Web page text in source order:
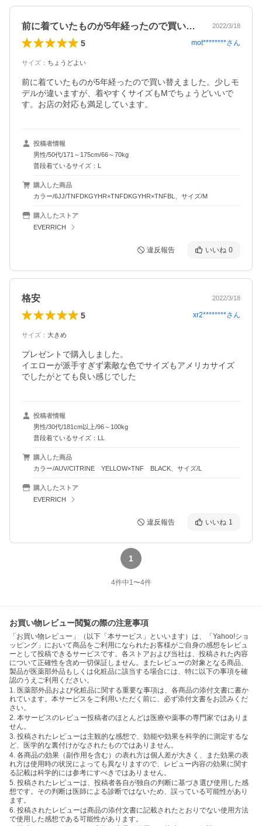
前に着ていたものが5年経ったので買い替… 2022/3/18
5 mot********さん
サイズ ： ちょうどよい
前に着ていたものが5年経ったので買い替えました。少しモ
デルが違いますが、着やすくサイズもMでちょうどいいで
す。お店の対応も満足しています。
投稿者情報
男性/50代/171～175cm/66～70kg
普段着ているサイズ：L
購入した商品
カラー/6JJ/TNFDKGYHR×TNFDKGYHR×TNFBL、サイズ/M
購入したストア
EVERRICH
違反報告 いいね 0
格安 2022/3/18
5 xr2********さん
サイズ ： 大きめ
プレゼントで購入しました。
イエローが派手すぎず素敵な色でサイズもアメリカサイズ
でしたがとても良い感じでした
投稿者情報
男性/30代/181cm以上/96～100kg
普段着ているサイズ：LL
購入した商品
カラー/AUV/CITRINE YELLOW×TNF BLACK、サイズ/L
購入したストア
EVERRICH
違反報告 いいね 1
1
4件中1〜4件
お買い物レビュー閲覧の際の注意事項
「お買い物レビュー」（以下「本サービス」といいます）は、「Yahoo!ショ
ッピング」において商品をご利用になられたお客様がご自身の感想をレビュ
ーとして投稿できるサービスです。各ストアおよび当社は、投稿された内容
について正確性を含め一切保証しません。またレビューの対象となる商品、
製品が医薬部外品もしくは化粧品に該当する場合には、特に以下の事項を確
認のうえご利用ください。
1. 医薬部外品および化粧品に関する重要な事項は、各商品の添付文書に書か
れています。本サービスをご利用いただく前に、必ず添付文書をお読みくだ
さい。
2. 本サービスのレビュー投稿者のほとんどは医療や薬事の専門家ではありま
せん。
3. 投稿されたレビューは主観的な感想で、効能や効果を科学的に測定するな
ど、医学的な裏付けがなされたものではありません。
4. 各商品の効果（副作用を含む）の表れ方は個人差が大きく、また効果の表
れ方は使用時の状況によっても異なりますので、レビュー内容の効果に関す
る記載は科学的には参考にすべきではありません。
5. 投稿されたレビューは、投稿者各自が独自の判断に基づき選び使用した感
想です。その判断は医師による診断ではないため、誤っている可能性があり
ます。
6. 投稿されたレビューは商品の添付文書に記載されたとおりでない使用方法
で使用した感想である可能性があります。